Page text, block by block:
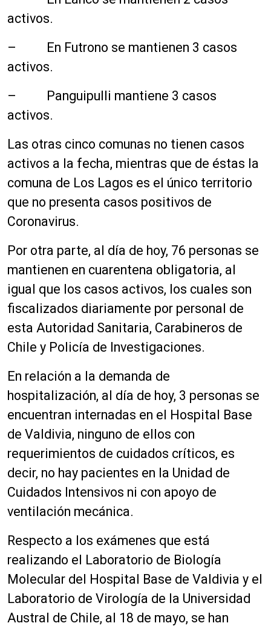
activos.
– En Futrono se mantienen 3 casos
activos.
– Panguipulli mantiene 3 casos
activos.
Las otras cinco comunas no tienen casos
activos a la fecha, mientras que de éstas la
comuna de Los Lagos es el único territorio
que no presenta casos positivos de
Coronavirus.
Por otra parte, al día de hoy, 76 personas se
mantienen en cuarentena obligatoria, al
igual que los casos activos, los cuales son
fiscalizados diariamente por personal de
esta Autoridad Sanitaria, Carabineros de
Chile y Policía de Investigaciones.
En relación a la demanda de
hospitalización, al día de hoy, 3 personas se
encuentran internadas en el Hospital Base
de Valdivia, ninguno de ellos con
requerimientos de cuidados críticos, es
decir, no hay pacientes en la Unidad de
Cuidados Intensivos ni con apoyo de
ventilación mecánica.
Respecto a los exámenes que está
realizando el Laboratorio de Biología
Molecular del Hospital Base de Valdivia y el
Laboratorio de Virología de la Universidad
Austral de Chile, al 18 de mayo, se han